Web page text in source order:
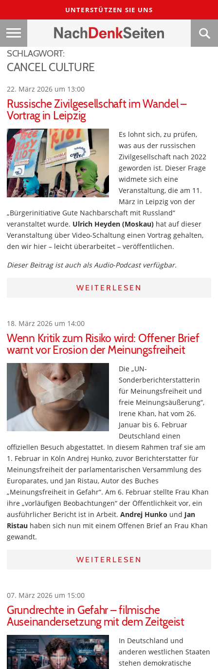
UNTERSTÜTZEN SIE UNS
SCHLAGWORT:
CANCEL CULTURE
22. März 2026 um 13:00
Russische Zivilgesellschaft im Wandel –
Vortrag in Leipzig
Es lohnt sich, zu prüfen,
was aus der russischen
Zivilgesellschaft nach 2022
geworden ist. Dieser Frage
widmete sich eine
Veranstaltung, die am 11.
März in Leipzig von der
„Bürgerinitiative Gute Nachbarschaft mit Russland“
veranstaltet wurde. Ulrich Heyden (Moskau) hat auf dieser
Veranstaltung über Video-Schaltung einen Vortrag gehalten,
den wir hier – leicht überarbeitet – veröffentlichen.
Dieser Beitrag ist auch als Audio-Podcast verfügbar.
WEITERLESEN
18. März 2026 um 14:00
Wenn Kritik zum Risiko wird: Offener Brief
warnt vor Erosion der Meinungsfreiheit
Die „UN-
Sonderberichterstatterin
für Meinungsfreiheit und
freie Meinungsäußerung“,
Irene Khan, hat vom 26.
Januar bis 6. Februar
Deutschland einen
offiziellen Besuch abgestattet. In diesem Rahmen traf sie am
1. Februar in Köln Andrej Hunko, zuvor Berichterstatter für
Meinungsfreiheit der parlamentarischen Versammlung des
Europarates, und Jan Ristau, Autor des Buches
„Meinungsfreiheit in Gefahr“. Am 6. Februar stellte Frau Khan
ihre „vorläufigen Beobachtungen“ der Öffentlichkeit vor, ein
ausführlicher Bericht ist in Arbeit. Andrej Hunko und Jan
Ristau haben sich nun mit einem Offenen Brief an Frau Khan
gewandt.
WEITERLESEN
07. März 2026 um 15:00
Grundrechte in Gefahr – filmische
Auseinandersetzung mit dem Zeitgeist
In Deutschland und
anderen westlichen Staaten
stehen demokratische